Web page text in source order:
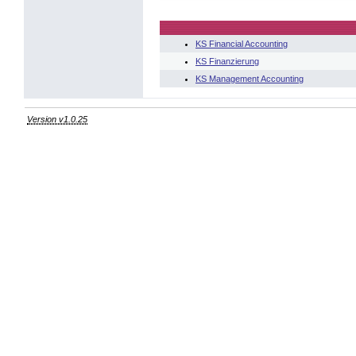
KS Financial Accounting
KS Finanzierung
KS Management Accounting
Version v1.0.25